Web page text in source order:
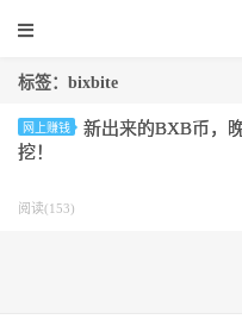
标签：bixbite
网上赚钱
新出来的BXB币，
挖！
阅读(153)